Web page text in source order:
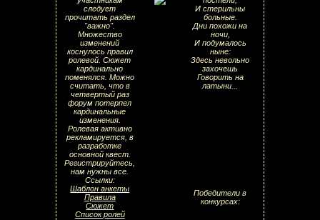
следует
прочитать раздел
"важно".
Множество
изменений
коснулось правил
ролевой. Сюжет
кардинально
поменялся. Можно
считать, что в
четвертый раз
форум потерпел
кардинальные
изменения.
Ролевая активно
рекламируется, в
разработке
основной квест.
Регистрируйтесь,
нам нужны все.
И стерильны
больные.
Дни похожи на
ночи,
И подумалось
ныне:
Здесь невольно
захочешь
Говорить на
латыни...
Ссылки:
Шаблон анкеты
Правила
Сюжет
Список ролей
Победители в
конкурсах: